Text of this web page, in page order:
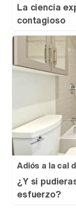
La ciencia
contagioso
Adiós a la cal
¿Y si
esfuerzo?